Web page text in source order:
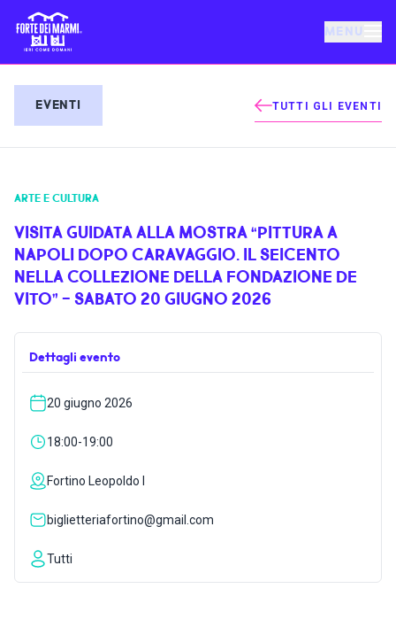
MENU
EVENTI
NOTIZIE
OSPITALITÀ
VILLA BERTELLI
ISPIRAZIONI
WEBCAM
EVENTI TUTTI GLI EVENTI
ARTE E CULTURA
VISITA GUIDATA ALLA MOSTRA “PITTURA A
NAPOLI DOPO CARAVAGGIO. IL SEICENTO
NELLA COLLEZIONE DELLA FONDAZIONE DE
VITO” - SABATO 20 GIUGNO 2026
Dettagli evento
20 giugno 2026
18:00-19:00
Fortino Leopoldo I
biglietteriafortino@gmail.com
Tutti